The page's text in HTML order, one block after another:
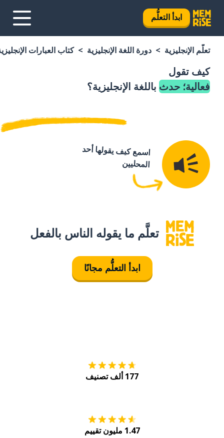
ابدأ التعلُّم
تعلَّم الإنجليزية دورة اللغة الإنجليزية كتاب العبارات
كيف تقول
فعالية؛ حدث باللغة الإنجليزية؟
اسمع كيف يقولها أحد
المحليين
تعلَّم ما يقوله الناس بالفعل
ابدأ التعلُّم مجانًا
177 ألف تصنيف
1.47 مليون تقييم